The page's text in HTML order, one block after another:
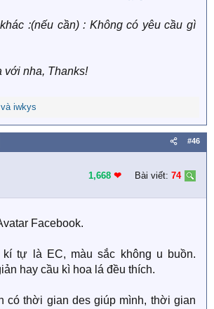
:(nếu cần) : Không có yêu cầu gì
với nha, Thanks!
và iwkys
#46
1,668 ❤︎ Bài viết: 74
Facebook.
tự là EC, màu sắc không u buồn.
hay cầu kì hoa lá đều thích.
có thời gian des giúp mình, thời gian